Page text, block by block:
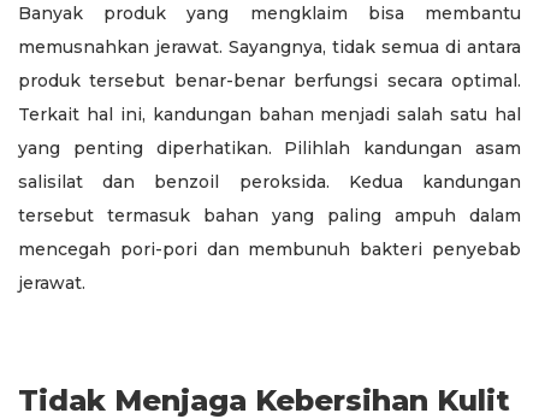
Banyak produk yang mengklaim bisa membantu
memusnahkan jerawat. Sayangnya, tidak semua di antara
produk tersebut benar-benar berfungsi secara optimal.
Terkait hal ini, kandungan bahan menjadi salah satu hal
yang penting diperhatikan. Pilihlah kandungan asam
salisilat dan benzoil peroksida. Kedua kandungan
tersebut termasuk bahan yang paling ampuh dalam
mencegah pori-pori dan membunuh bakteri penyebab
jerawat.
Tidak Menjaga Kebersihan Kulit